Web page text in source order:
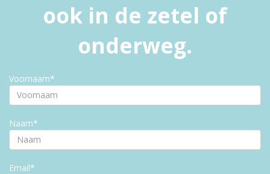
ook in de zetel of
onderweg.
Voornaam*
Naam*
Email*